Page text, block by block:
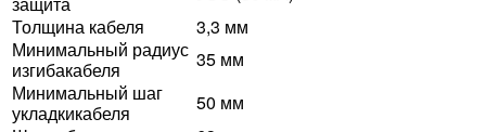
Толщина кабеля
3,3 мм
Минимальный радиус
изгибакабеля
35 мм
Минимальный шаг
укладкикабеля
50 мм